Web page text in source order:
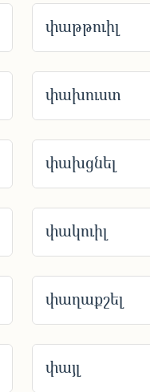
փաթթուիլ
փախուստ
փախցնել
փակուիլ
փաղաքշել
փայլ